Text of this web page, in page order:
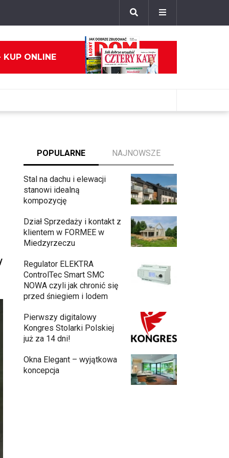
KUP ONLINE
POPULARNE NAJNOWSZE
Stal na dachu i elewacji
stanowi idealną
kompozycję
Dział Sprzedaży i kontakt z
klientem w FORMEE w
Miedzyrzeczu
Regulator ELEKTRA
ControlTec Smart SMC
NOWA czyli jak chronić się
przed śniegiem i lodem
Pierwszy digitalowy
Kongres Stolarki Polskiej
już za 14 dni!
Okna Elegant – wyjątkowa
koncepcja